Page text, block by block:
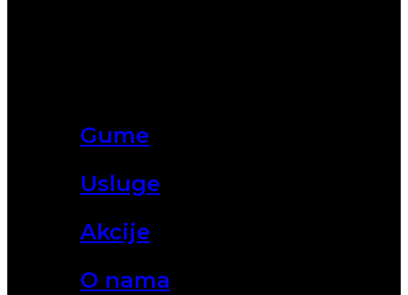
Gume
Usluge
Akcije
O nama